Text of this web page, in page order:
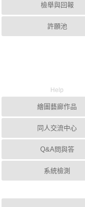
檢舉與回報
許願池
Help
繪圖藝廊作品
同人交流中心
Q&A問與答
系統檢測